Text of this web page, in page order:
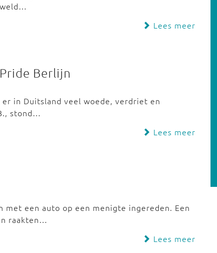
Lees meer
Berlijn
in Duitsland veel woede, verdriet en
stond…
Lees meer
met een auto op een menigte ingereden. Een
raakten…
Lees meer